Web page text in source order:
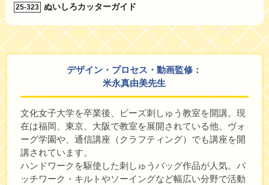
25-323 ぬいしろカッターガイド
デザイン・プロセス・動画監修：
米永真由美先生
文化女子大学を卒業後、ビーズ刺しゅう教室を開講。現
在は福岡、東京、大阪で教室を展開されている他、 ヴォ
ーグ学園や、通信講座（クラフティング）でも講座を開
講されています。
ハンドワークを駆使した刺しゅうバッグ作品が人気。パ
ッチワーク・キルトやソーイングなど幅広い分野で活動